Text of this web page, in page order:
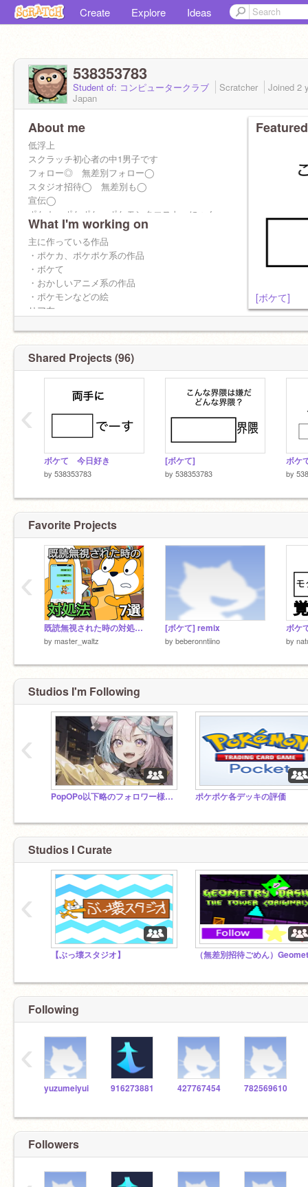
Create Explore Ideas
538353783
Student of: コンピュータークラブ Scratcher Joined 2
Japan
About me
低浮上
スクラッチ初心者の中1男子です
フォロー◎ 無差別フォロー◯
スタジオ招待◯ 無差別も◯
宣伝◯
ポケカ、ポケポケ、ポケモンクエスト、にゃん
こ大戦争、脱獄ごっこPROやってます
What I'm working on
主に作っている作品
・ポケカ、ポケポケ系の作品
・ボケて
・おかしいアニメ系の作品
・ポケモンなどの絵
リア友
@tanakaichi
@785869995
[ボケて]
Shared Projects (96)
ボケて 今日好き
by 538353783
[ボケて]
by 538353783
ボケ
by
‹
Favorite Projects
既読無視された時の対処法 7選
by master_waltz
[ボケて] remix
by beberonntiino
ボケ
by
‹
Studios I'm Following
PopOPo以下略のフォロワー様スタジオ (なんでもスタジオ)~my follower studio~ ポケポケ各デッキの評価
‹
Studios I Curate
【ぶっ壊スタジオ】
‹
Following
yuzumeiyui 916273881 427767454 782569610
‹
Followers